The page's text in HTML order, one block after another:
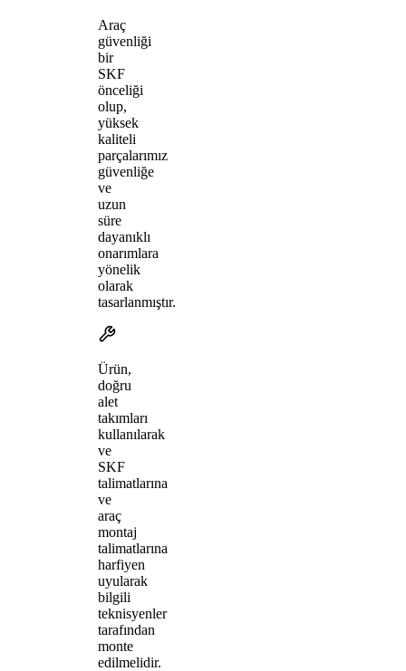
Araç
güvenliği
bir
SKF
önceliği
olup,
yüksek
kaliteli
parçalarımız
güvenliğe
ve
uzun
süre
dayanıklı
onarımlara
yönelik
olarak
tasarlanmıştır.
Ürün,
doğru
alet
takımları
kullanılarak
ve
SKF
talimatlarına
ve
araç
montaj
talimatlarına
harfiyen
uyularak
bilgili
teknisyenler
tarafından
monte
edilmelidir.